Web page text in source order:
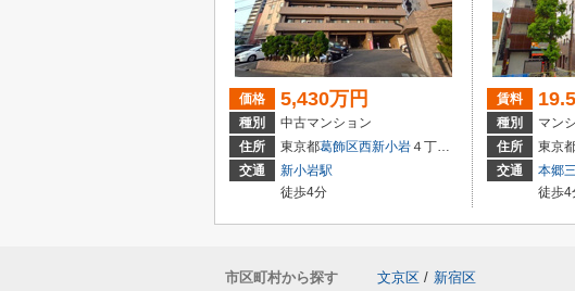
価格 5,430万円
種別
中古マンション
住所
東京都葛飾区西新小岩４丁目42-13
交通
新小岩駅
徒歩4分
賃料
種別
マン
住所
東京
交通
本郷
徒歩4
市区町村から探す 文京区 / 新宿区